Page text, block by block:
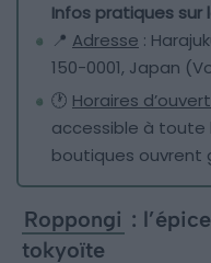
Infos pratiques sur
📍 Adresse :
150-0001, Japan
🕐 Horaires
accessible à toute
boutiques ouvrent
Roppongi :
tokyoïte